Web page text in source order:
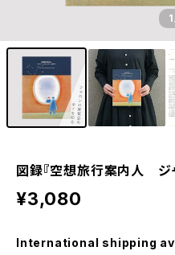
1
図録『空想旅行案内人 ジ
¥3,080
International shipping